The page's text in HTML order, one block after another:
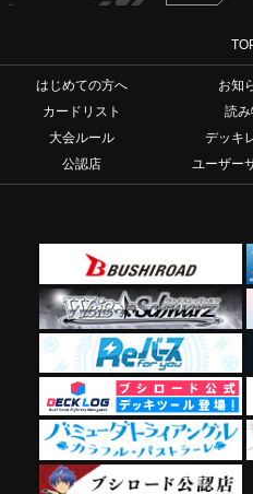
はじめての方へ お知
カードリスト
読み
大会ルール
デッキ
公認店
ユーザー